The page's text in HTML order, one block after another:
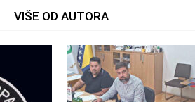
VIŠE OD AUTORA